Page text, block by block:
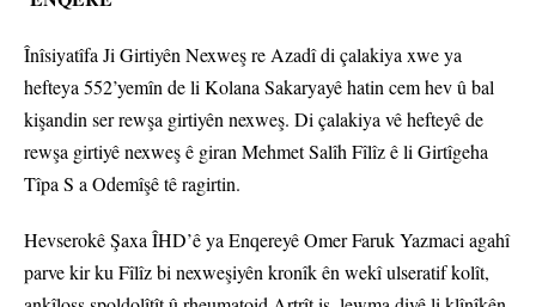
Înîsiyatîfa Ji Girtiyên Nexweş re Azadî di çalakiya xwe ya
hefteya 552’yemîn de li Kolana Sakaryayê hatin cem hev û bal
kişandin ser rewşa girtiyên nexweş. Di çalakiya vê hefteyê de
rewşa girtiyê nexweş ê giran Mehmet Salîh Fîlîz ê li Girtîgeha
Tîpa S a Odemîşê tê ragirtin.
Hevserokê Şaxa ÎHD’ê ya Enqereyê Omer Faruk Yazmaci agahî
parve kir ku Fîlîz bi nexweşiyên kronîk ên wekî ulseratif kolît,